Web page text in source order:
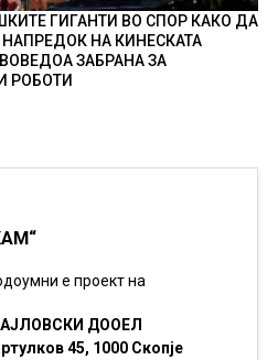
ГИГАНТИ ВО СПОР КАКО ДА
НА КИНЕСКАТА
ЗАБРАНА ЗА
РОБОТИ
е проект на
ДООЕЛ
45, 1000 Скопје